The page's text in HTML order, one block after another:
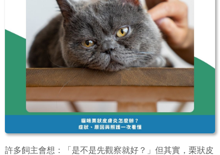
許多飼主會想：「是不是先觀察就好？」但其實，栗狀皮